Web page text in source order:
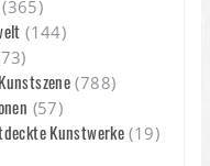
(144)
(788)
(57)
Kunstwerke(19)